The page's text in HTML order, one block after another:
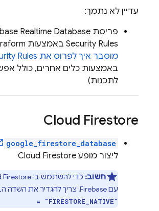
עדיין לא נתמך:
פריסת Realtime Database
Security Rules באמצעות Terraform (
מוסבר איך לפרוס את Rules
באמצעות כלים אחרים, כולל
לתכנות)
Cloud Firestore
google_firestore_database
ליצור מופע Cloud Firestore
חשוב: כדי להשתמש ב-Firestore
עם Firebase, צריך להגדיר את השדה הבא:
= "FIRESTORE_NATIVE"